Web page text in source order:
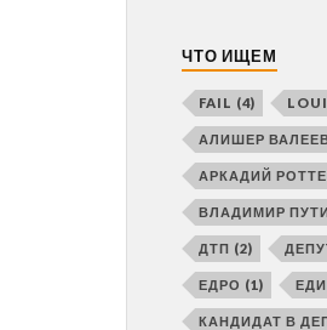
ЧТО ИЩЕМ
FAIL (4)
АЛИШЕР
АРКАДИЙ
ВЛАДИМИР
ДТП (2)
ЕДРО (1)
КАНДИДАТ В